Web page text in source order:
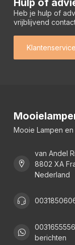
Hulp of
Heb je hulp of
vrijblijvend
Klantenservice
Mooie Lampen
van Andel
8802 XA
Nederland
berichten